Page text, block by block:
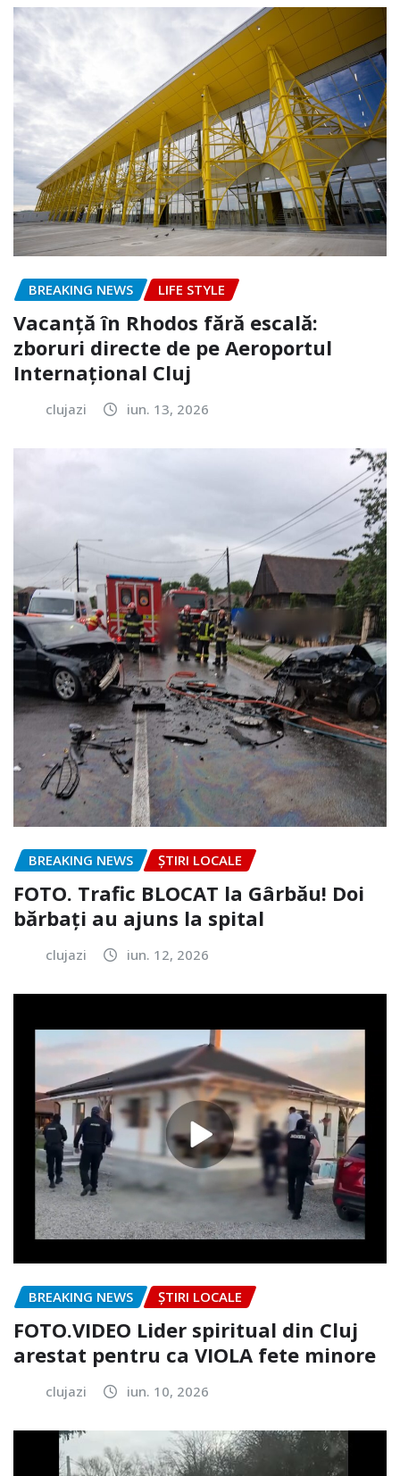
BREAKING NEWS LIFE STYLE
Vacanță în Rhodos fără escală:
zboruri directe de pe Aeroportul
Internațional Cluj
clujazi iun. 13, 2026
BREAKING NEWS ȘTIRI LOCALE
FOTO. Trafic BLOCAT la Gârbău! Doi
bărbați au ajuns la spital
clujazi iun. 12, 2026
BREAKING NEWS ȘTIRI LOCALE
FOTO.VIDEO Lider spiritual din Cluj
arestat pentru ca VIOLA fete minore
clujazi iun. 10, 2026